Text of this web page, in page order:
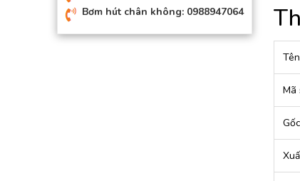
Bơm hút chân không: 0988947064
Tên
Mã